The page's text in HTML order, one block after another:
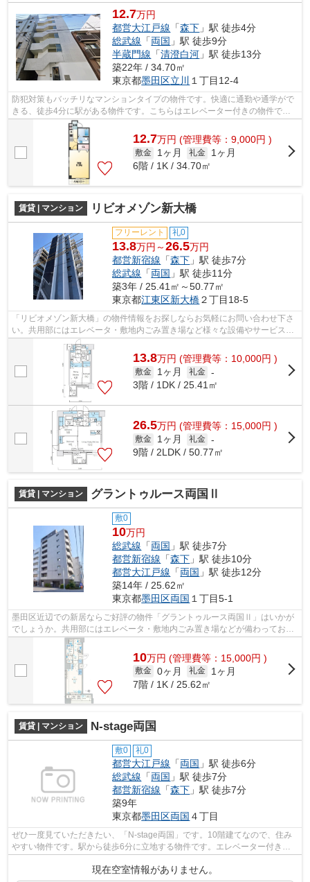
12.7万円
都営大江戸線 「森下 」駅 徒歩4分
総武線 「両国 」駅 徒歩9分
半蔵門線 「清澄白河 」駅 徒歩13分
築22年 / 34.70㎡
東京都墨田区立川 １丁目12-4
防犯対策もバッチリなマンションタイプの物件です。快適に通勤や通学がで
きる、徒歩4分に駅がある物件です。こちらはエレベーター付きの物件で
す。XROOMS青山本店(オイロバでなら、墨...
12.7万円 (管理費等：9,000円 )
敷金 1ヶ月 礼金
1ヶ月
6階 / 1K / 34.70㎡
賃貸 | マンション リビオメゾン新大橋
フリーレント 礼0
13.8万円～26.5万円
都営新宿線 「森下 」駅 徒歩7分
総武線 「両国 」駅 徒歩11分
築3年 / 25.41㎡～50.77㎡
東京都江東区新大橋２丁目18-5
「リビオメゾン新大橋」の物件情報をお探しならお気軽にお問い合わせ下さ
い。共用部にはエレベータ・敷地内ごみ置き場など様々な設備やサービスが
揃っているので便利です。駅から徒歩7...
13.8万円 (管理費等：10,000円 )
敷金 1ヶ月 礼金 -
3階 / 1DK / 25.41㎡
26.5万円 (管理費等：15,000円 )
敷金 1ヶ月 礼金 -
9階 / 2LDK / 50.77㎡
賃貸 | マンション グラントゥルース両国Ⅱ
敷0
10万円
総武線 「両国 」駅 徒歩7分
都営新宿線 「森下 」駅 徒歩10分
都営大江戸線 「両国 」駅 徒歩12分
築14年 / 25.62㎡
東京都墨田区両国 １丁目5-1
墨田区近辺での新居ならご好評の物件「グラントゥルース両国Ⅱ」はいかが
でしょうか。共用部にはエレベータ・敷地内ごみ置き場などが備わっており
とても充実しています。好評の駅近物件...
10万円 (管理費等：15,000円 )
敷金 0ヶ月 礼金
1ヶ月
7階 / 1K / 25.62㎡
賃貸 | マンション N-stage両国
敷0 礼0
都営大江戸線 「両国 」駅 徒歩6分
総武線 「両国 」駅 徒歩7分
都営新宿線 「森下 」駅 徒歩7分
築9年
東京都墨田区両国 ４丁目
ぜひ一度見ていただきたい、「N-stage両国」です。10階建てなので、住み
やすい物件です。駅から徒歩6分に立地する物件です。エレベーター付き物
現在空室情報がありません。